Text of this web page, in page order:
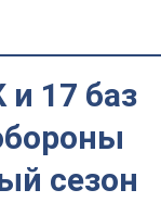
17 баз
сезон